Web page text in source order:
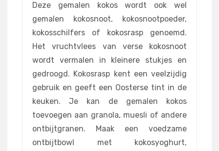
Deze gemalen kokos wordt ook wel
gemalen kokosnoot, kokosnootpoeder,
kokosschilfers of kokosrasp genoemd.
Het vruchtvlees van verse kokosnoot
wordt vermalen in kleinere stukjes en
gedroogd. Kokosrasp kent een veelzijdig
gebruik en geeft een Oosterse tint in de
keuken. Je kan de gemalen kokos
toevoegen aan granola, muesli of andere
ontbijtgranen. Maak een voedzame
ontbijtbowl met kokosyoghurt,